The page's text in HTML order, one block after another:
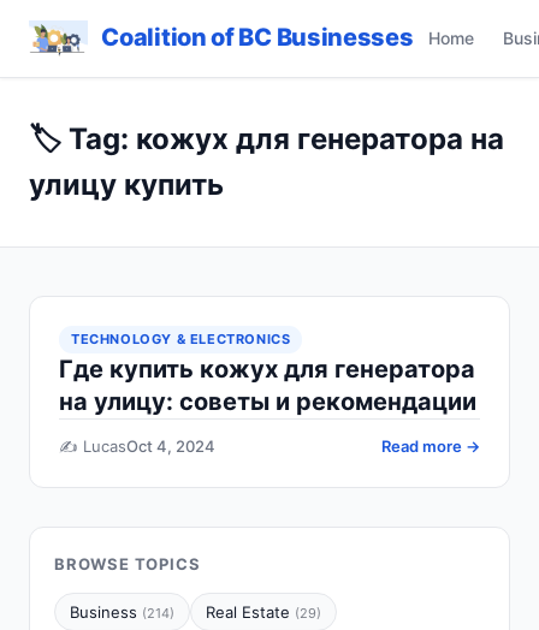
Coalition of BC Businesses Home
🏷️ Tag: кожух для генератора на
улицу купить
TECHNOLOGY & ELECTRONICS
Где купить кожух для генератора
на улицу: советы и рекомендации
✍️ LucasOct 4, 2024 Read more →
BROWSE TOPICS
Business (214) Real Estate (29)